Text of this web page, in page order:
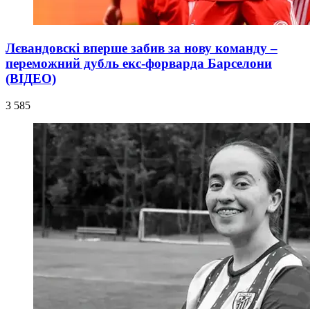
Лєвандовскі вперше забив за нову команду –
переможний дубль екс-форварда Барселони
(ВІДЕО)
3 585